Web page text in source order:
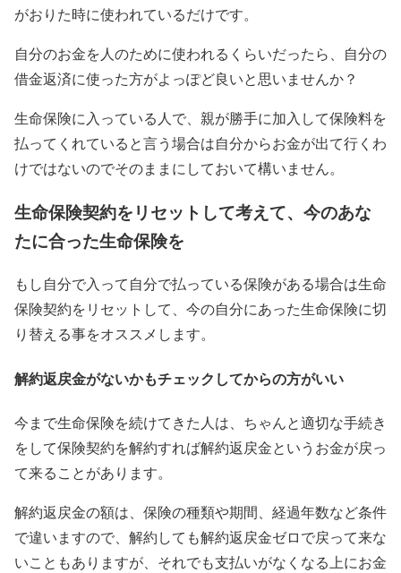
がおりた時に使われているだけです。
自分のお金を人のために使われるくらいだったら、自分の
借金返済に使った方がよっぽど良いと思いませんか？
生命保険に入っている人で、親が勝手に加入して保険料を
払ってくれていると言う場合は自分からお金が出て行くわ
けではないのでそのままにしておいて構いません。
生命保険契約をリセットして考えて、今のあな
たに合った生命保険を
もし自分で入って自分で払っている保険がある場合は生命
保険契約をリセットして、今の自分にあった生命保険に切
り替える事をオススメします。
解約返戻金がないかもチェックしてからの方がいい
今まで生命保険を続けてきた人は、ちゃんと適切な手続き
をして保険契約を解約すれば解約返戻金というお金が戻っ
て来ることがあります。
解約返戻金の額は、保険の種類や期間、経過年数など条件
で違いますので、解約しても解約返戻金ゼロで戻って来な
いこともありますが、それでも支払いがなくなる上にお金